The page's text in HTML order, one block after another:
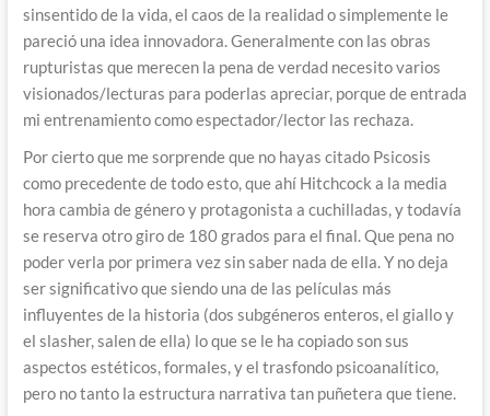
sinsentido de la vida, el caos de la realidad o simplemente le
pareció una idea innovadora. Generalmente con las obras
rupturistas que merecen la pena de verdad necesito varios
visionados/lecturas para poderlas apreciar, porque de entrada
mi entrenamiento como espectador/lector las rechaza.
Por cierto que me sorprende que no hayas citado Psicosis
como precedente de todo esto, que ahí Hitchcock a la media
hora cambia de género y protagonista a cuchilladas, y todavía
se reserva otro giro de 180 grados para el final. Que pena no
poder verla por primera vez sin saber nada de ella. Y no deja
ser significativo que siendo una de las películas más
influyentes de la historia (dos subgéneros enteros, el giallo y
el slasher, salen de ella) lo que se le ha copiado son sus
aspectos estéticos, formales, y el trasfondo psicoanalítico,
pero no tanto la estructura narrativa tan puñetera que tiene.